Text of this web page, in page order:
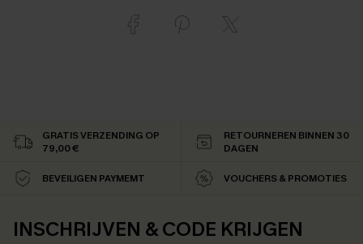
GRATIS VERZENDING OP
79,00 €
RETOURNEREN BINNEN 30
DAGEN
BEVEILIGEN PAYMEMT VOUCHERS & PROMOTIES
INSCHRIJVEN & CODE KRIJGEN